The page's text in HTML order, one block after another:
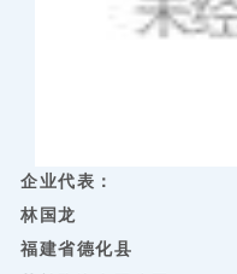
企业代表：
林国龙
福建省德化县